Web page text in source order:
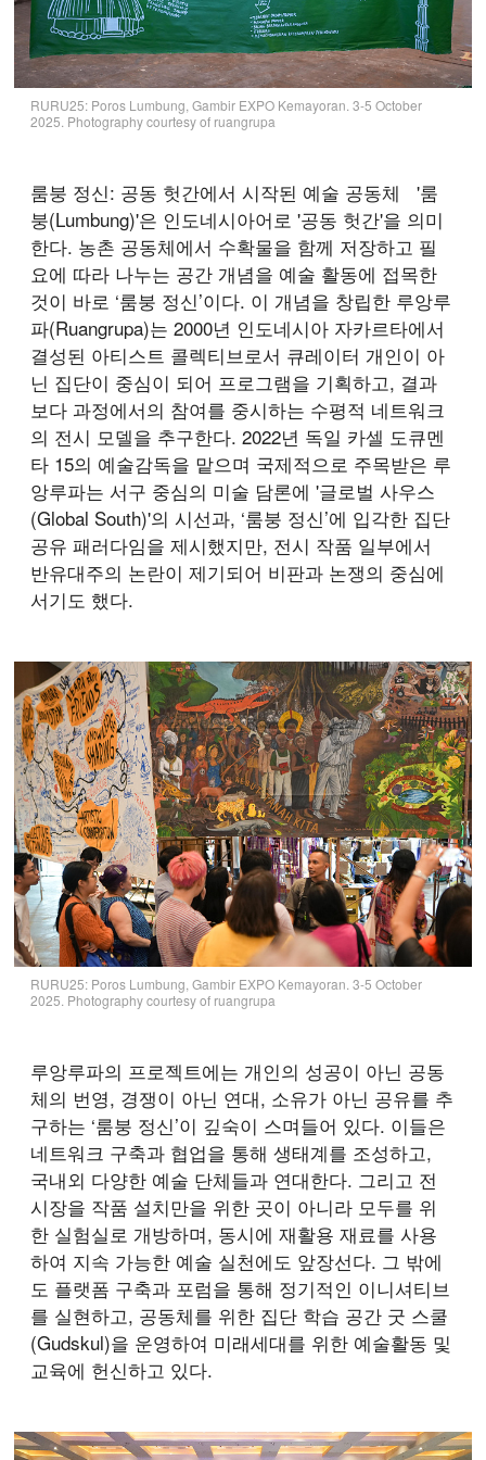
RURU25: Poros Lumbung, Gambir EXPO Kemayoran. 3-5 October
2025. Photography courtesy of ruangrupa
룸붕 정신: 공동 헛간에서 시작된 예술 공동체'룸
붕(Lumbung)'은 인도네시아어로 '공동 헛간'을 의미
한다. 농촌 공동체에서 수확물을 함께 저장하고 필
요에 따라 나누는 공간 개념을 예술 활동에 접목한
것이 바로 ‘룸붕 정신’이다. 이 개념을 창립한 루앙루
파(Ruangrupa)는 2000년 인도네시아 자카르타에서
결성된 아티스트 콜렉티브로서 큐레이터 개인이 아
닌 집단이 중심이 되어 프로그램을 기획하고, 결과
보다 과정에서의 참여를 중시하는 수평적 네트워크
의 전시 모델을 추구한다. 2022년 독일 카셀 도큐멘
타 15의 예술감독을 맡으며 국제적으로 주목받은 루
앙루파는 서구 중심의 미술 담론에 '글로벌 사우스
(Global South)'의 시선과, ‘룸붕 정신’에 입각한 집단
공유 패러다임을 제시했지만, 전시 작품 일부에서
반유대주의 논란이 제기되어 비판과 논쟁의 중심에
서기도 했다.
RURU25: Poros Lumbung, Gambir EXPO Kemayoran. 3-5 October
2025. Photography courtesy of ruangrupa
루앙루파의 프로젝트에는 개인의 성공이 아닌 공동
체의 번영, 경쟁이 아닌 연대, 소유가 아닌 공유를 추
구하는 ‘룸붕 정신’이 깊숙이 스며들어 있다. 이들은
네트워크 구축과 협업을 통해 생태계를 조성하고,
국내외 다양한 예술 단체들과 연대한다. 그리고 전
시장을 작품 설치만을 위한 곳이 아니라 모두를 위
한 실험실로 개방하며, 동시에 재활용 재료를 사용
하여 지속 가능한 예술 실천에도 앞장선다. 그 밖에
도 플랫폼 구축과 포럼을 통해 정기적인 이니셔티브
를 실현하고, 공동체를 위한 집단 학습 공간 굿 스쿨
(Gudskul)을 운영하여 미래세대를 위한 예술활동 및
교육에 헌신하고 있다.